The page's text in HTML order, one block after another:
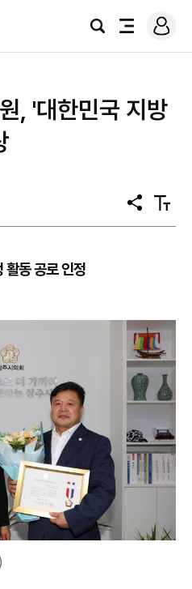
검
전
로
그
, '대한민국 지방
공
유
텍
스
활동 공로 인정